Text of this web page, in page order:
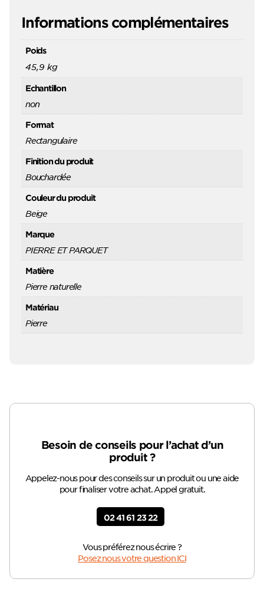
Informations complémentaires
Poids
45,9 kg
Echantillon
non
Format
Rectangulaire
Finition du produit
Bouchardée
Couleur du produit
Beige
Marque
PIERRE ET PARQUET
Matière
Pierre naturelle
Matériau
Pierre
Besoin de conseils pour l’achat d’un
produit ?
Appelez-nous pour des conseils sur un produit ou une aide
pour finaliser votre achat. Appel gratuit.
02 41 61 23 22
Vous préférez nous écrire ?
Posez nous votre question ICI